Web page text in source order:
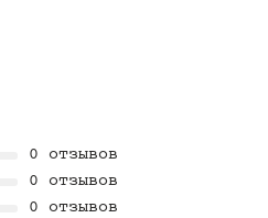
0 отзывов
0 отзывов
0 отзывов